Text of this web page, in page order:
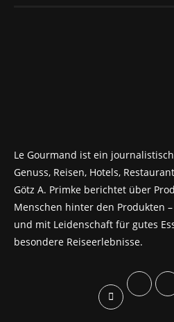
Le Gourmand ist ein
Genuss, Reisen, Hotels,
Götz A. Primke berichtet über
Menschen hinter den Produkten
und mit Leidenschaft für gutes
besondere Reiseerlebnisse.